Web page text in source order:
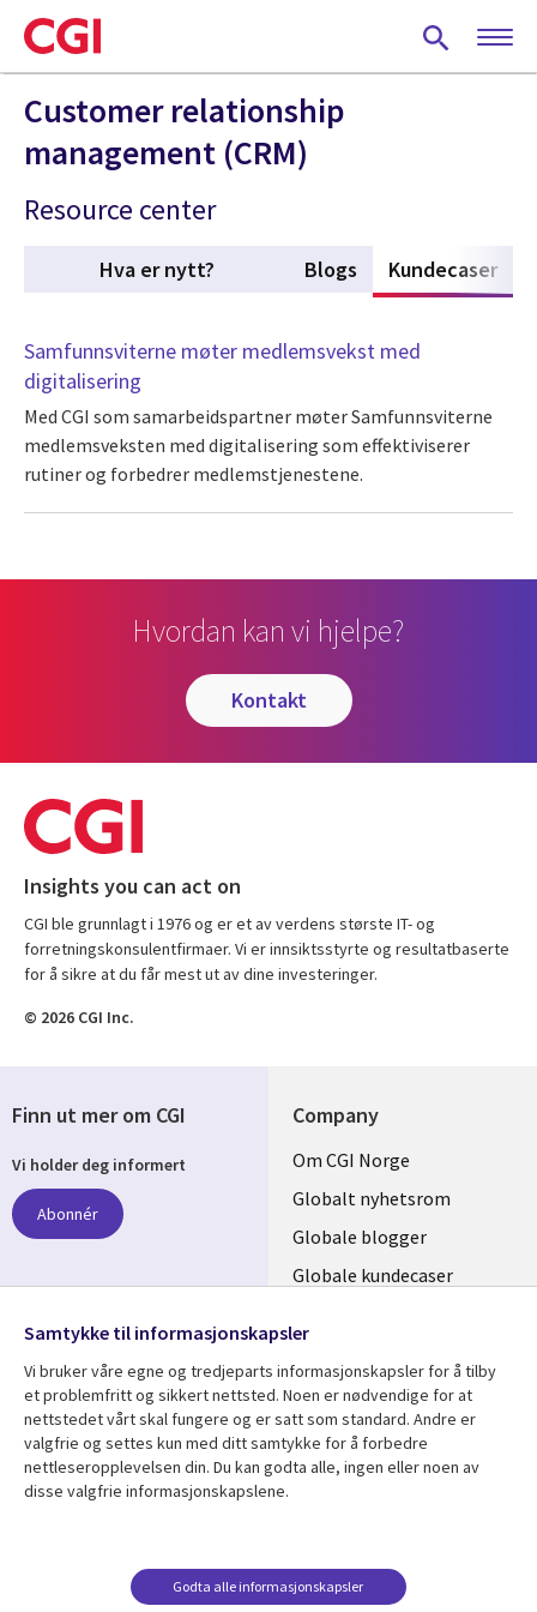
Skip
to
main
content
Customer relationship
management (CRM)
Resource center
Hva er nytt? Blogs Kundecaser
Samfunnsviterne møter medlemsvekst med
digitalisering
Med CGI som samarbeidspartner møter Samfunnsviterne
medlemsveksten med digitalisering som effektiviserer
rutiner og forbedrer medlemstjenestene.
Hvordan kan vi hjelpe?
kontakt
Insights you can act on
CGI ble grunnlagt i 1976 og er et av verdens største IT- og
forretningskonsulentfirmaer. Vi er innsiktsstyrte og resultatbaserte
for å sikre at du får mest ut av dine investeringer.
© 2026 CGI Inc.
Company
Useful
links
NORWAY
Om CGI Norge
Globalt nyhetsrom
Globale blogger
Globale kundecaser
Resource center Support
NORWAY
Accessibility
Finn ut mer om CGI
Vi holder deg informert
Abonnér
følg oss
Social
Media
NORWAY
Samtykke til informasjonskapsler
Vi bruker våre egne og tredjeparts informasjonskapsler for å tilby
et problemfritt og sikkert nettsted. Noen er nødvendige for at
nettstedet vårt skal fungere og er satt som standard. Andre er
valgfrie og settes kun med ditt samtykke for å forbedre
nettleseropplevelsen din. Du kan godta alle, ingen eller noen av
disse valgfrie informasjonskapslene.
Godta alle informasjonskapsler